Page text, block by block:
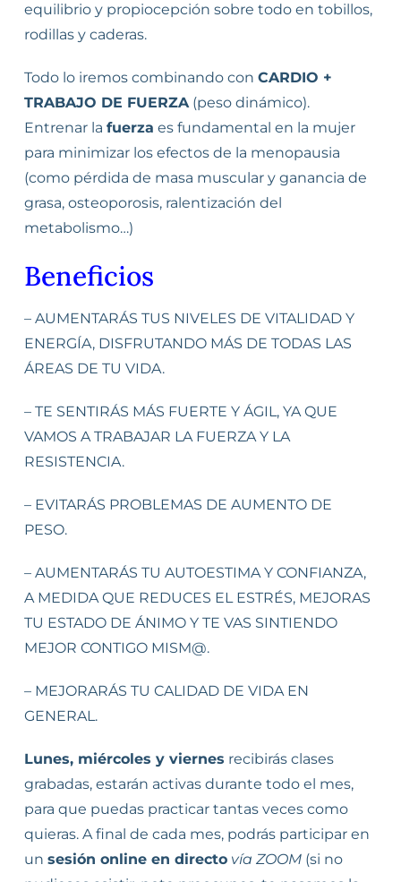
equilibrio y propiocepción sobre todo en tobillos,
rodillas y caderas.
Todo lo iremos combinando conCARDIO +
TRABAJO DE FUERZA(peso dinámico).
Entrenar lafuerza es fundamental en la mujer
para minimizar los efectos de la menopausia
(como pérdida de masa muscular y ganancia de
grasa, osteoporosis, ralentización del
metabolismo…)
Beneficios
– AUMENTARÁS TUS NIVELES DE VITALIDAD Y
ENERGÍA, DISFRUTANDO MÁS DE TODAS LAS
ÁREAS DE TU VIDA.
– TE SENTIRÁS MÁS FUERTE Y ÁGIL, YA QUE
VAMOS A TRABAJAR LA FUERZA Y LA
RESISTENCIA.
– EVITARÁS PROBLEMAS DE AUMENTO DE
PESO.
– AUMENTARÁS TU AUTOESTIMA Y CONFIANZA,
A MEDIDA QUE REDUCES EL ESTRÉS, MEJORAS
TU ESTADO DE ÁNIMO Y TE VAS SINTIENDO
MEJOR CONTIGO MISM@.
– MEJORARÁS TU CALIDAD DE VIDA EN
GENERAL.
Lunes, miércoles y viernes recibirás clases
grabadas, estarán activas durante todo el mes,
para que puedas practicar tantas veces como
quieras. A final de cada mes, podrás participar en
unsesión online en directo vía ZOOM (si no